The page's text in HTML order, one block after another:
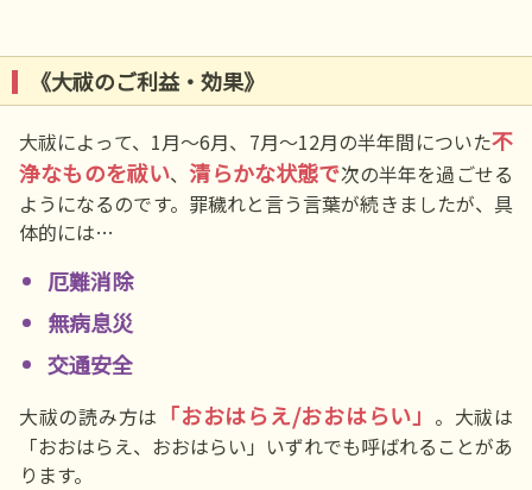
《大祓のご利益・効果》
大祓によって、1月～6月、7月～12月の半年間についた不
浄なものを祓い、 清らかな状態で次の半年を過ごせる
ようになるのです。罪穢れと言う言葉が続きましたが、具
体的には…
厄難消除
無病息災
交通安全
大祓の読み方は 「おおはらえ/おおはらい」 。大祓は
「おおはらえ、おおはらい」いずれでも呼ばれることがあ
ります。